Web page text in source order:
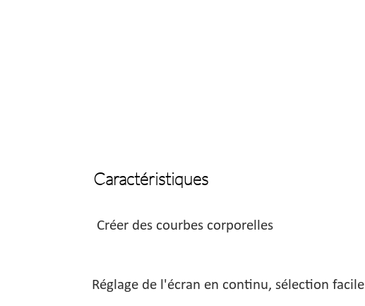
Caractéristiques
Créer des courbes corporelles
Réglage de l'écran en continu, sélection facile